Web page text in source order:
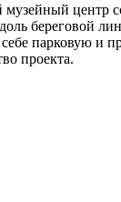
музейный
береговой
проекта.